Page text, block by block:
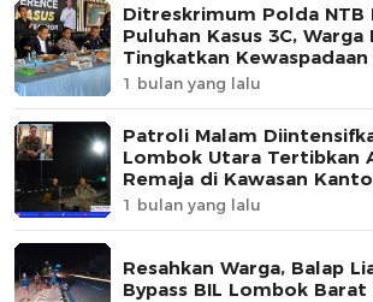
Ditreskrimum Polda NTB
Puluhan Kasus 3C,
Tingkatkan Kewaspadaan
1 bulan yang lalu
Patroli Malam
Lombok Utara Tertibkan
Remaja di Kawasan
1 bulan yang lalu
Resahkan Warga, Balap
Bypass BIL Lombok